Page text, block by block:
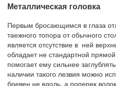
Металлическая головка
Первым бросающимся в глаза
таежного топора от обычного
является отсутствие в ней
обладает не стандартной
помогает ему сильнее
наличии такого лезвия можно
бревен не вдоль, а поперек